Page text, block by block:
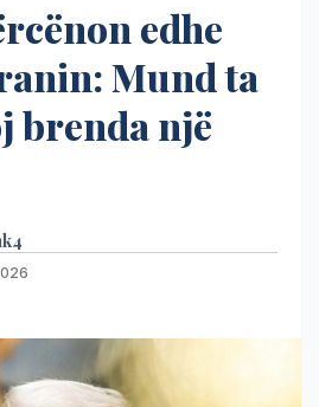
edhe
Mund ta
brenda një